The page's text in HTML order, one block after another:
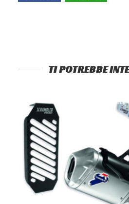
TI POTREBBE